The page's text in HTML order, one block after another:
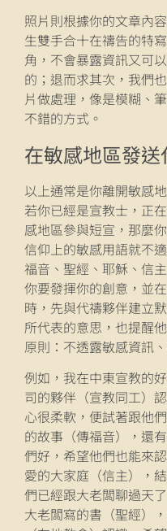
照片則根據你的文章內
生雙手合十在禱告的特
角，不會暴露資訊又可
的；退而求其次，我們
片做處理，像是模糊、
不錯的方式。
在敏感地區發送
以上通常是你離開敏感
若你已經是宣教士，正
感地區參與短宣，那麼
信仰上的敏感用語就不
福音、聖經、耶穌、信
你要發揮你的創意，並
時，先與代禱夥伴建立
所代表的意思，也提醒
原則：不透露敏感資訊
例如，我在中東宣教的
司的夥伴（宣教同工）
心很柔軟，便試著跟他
的故事（傳福音），還
們好，希望他們也能來
愛的大家庭（信主），
們已經跟大老闆聊過天
大老闆寫的書（聖經）